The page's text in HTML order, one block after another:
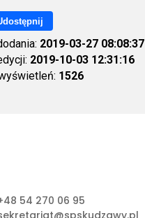
2019-03-27 08:08:37
2019-10-03 12:31:16
1526
54 270 06 95